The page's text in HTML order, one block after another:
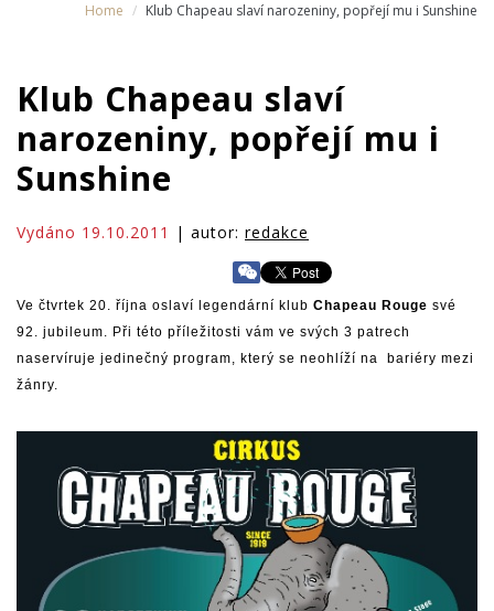
Home Klub Chapeau slaví narozeniny, popřejí mu i Sunshine
Klub Chapeau slaví
narozeniny, popřejí mu i
Sunshine
Vydáno 19.10.2011 | autor: redakce
Ve čtvrtek 20. října oslaví legendární klub Chapeau Rouge své
92. jubileum. Při této příležitosti vám ve svých 3 patrech
naservíruje jedinečný program, který se neohlíží na bariéry mezi
žánry.